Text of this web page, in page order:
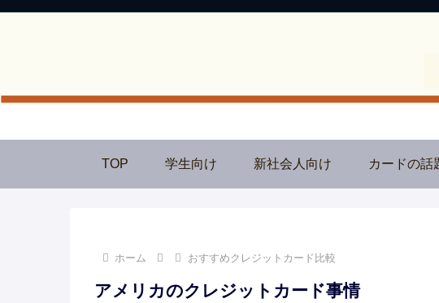
TOP 学生向け 新社会人向け カードの話
ホーム おすすめクレジットカード比較
アメリカのクレジットカード事情